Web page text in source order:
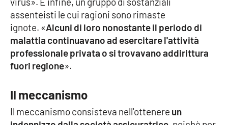
Lacapitalenews.it
Ilreggino.it
Cosenzachannel.it
Catanzarochannel.it
assenteisti le cui ragioni sono rimaste
ignote. «Alcuni di loro nonostante il periodo di
malattia continuavano ad esercitare l'attività
professionale privata o si trovavano addirittura
fuori regione».
Il meccanismo
Il meccanismo consisteva nell'ottenere un